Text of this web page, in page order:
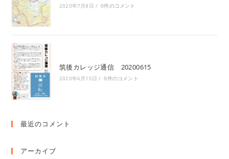
2020年7月8日 / 0件のコメント
筑後カレッジ通信 20200615
2020年6月15日 / 0件のコメント
最近のコメント
アーカイブ